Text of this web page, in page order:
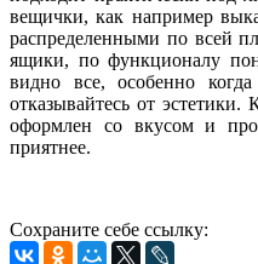
вещички, как например
распределенными по всей
ящики, по функционалу
видно все, особенно
отказывайтесь от
оформлен со вкусом и
приятнее.
Сохраните себе ссылку: